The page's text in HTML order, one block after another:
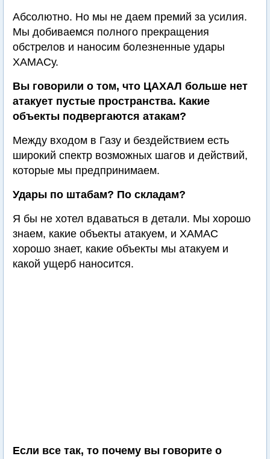
Абсолютно. Но мы не даем премий за усилия.
Мы добиваемся полного прекращения
обстрелов и наносим болезненные удары
ХАМАСу.
Вы говорили о том, что ЦАХАЛ больше нет
атакует пустые пространства. Какие
объекты подвергаются атакам?
Между входом в Газу и бездействием есть
широкий спектр возможных шагов и действий,
которые мы предпринимаем.
Удары по штабам? По складам?
Я бы не хотел вдаваться в детали. Мы хорошо
знаем, какие объекты атакуем, и ХАМАС
хорошо знает, какие объекты мы атакуем и
какой ущерб наносится.
Если все так, то почему вы говорите о